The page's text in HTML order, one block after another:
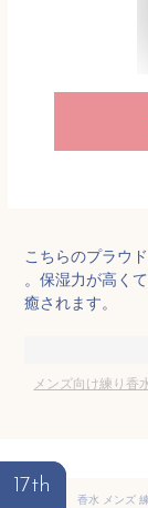
こちらのプラウ
。保湿力が高く
癒されます。
メンズ向け練り香
17th